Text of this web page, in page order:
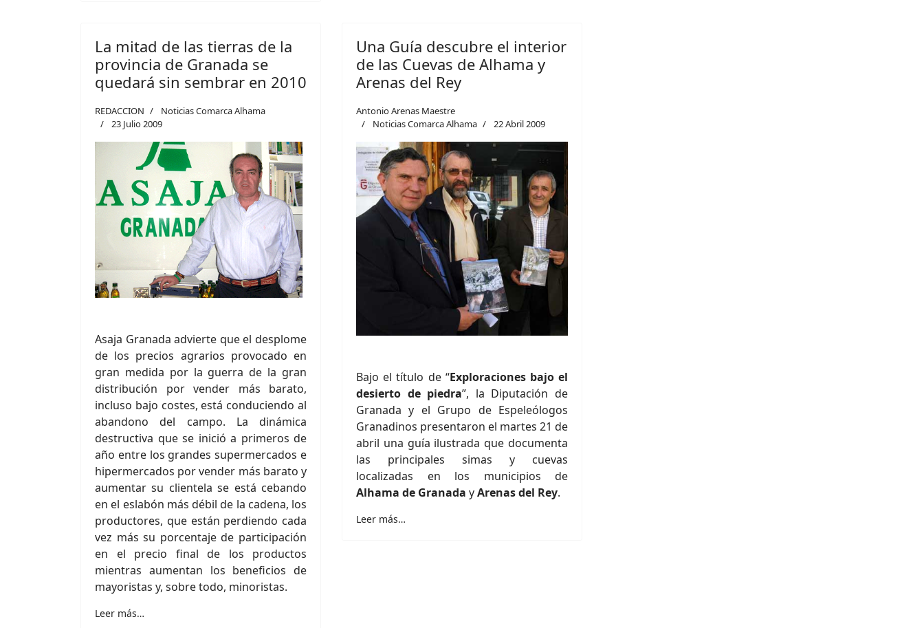
La mitad de las tierras de la
provincia de Granada se
quedará sin sembrar en 2010
REDACCION
Noticias Comarca Alhama
23 Julio 2009
Asaja Granada advierte que el desplome
de los precios agrarios provocado en
gran medida por la guerra de la gran
distribución por vender más barato,
incluso bajo costes, está conduciendo al
abandono del campo. La dinámica
destructiva que se inició a primeros de
año entre los grandes supermercados e
hipermercados por vender más barato y
aumentar su clientela se está cebando
en el eslabón más débil de la cadena, los
productores, que están perdiendo cada
vez más su porcentaje de participación
en el precio final de los productos
mientras aumentan los beneficios de
mayoristas y, sobre todo, minoristas.
Leer más…
Una Guía descubre el interior
de las Cuevas de Alhama y
Arenas del Rey
Antonio Arenas Maestre
Noticias Comarca Alhama
22 Abril 2009
Bajo el título de “Exploraciones bajo el
desierto de piedra”, la Diputación de
Granada y el Grupo de Espeleólogos
Granadinos presentaron el martes 21 de
abril una guía ilustrada que documenta
las principales simas y cuevas
localizadas en los municipios de
Alhama de Granada yArenas del Rey.
Leer más…